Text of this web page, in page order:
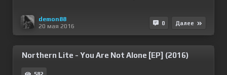
demon88
20 мая 2016
0 Далее
Northern Lite - You Are Not Alone [EP] (2016)